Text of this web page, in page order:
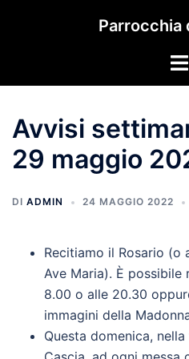
Parrocchia
Avvisi
29 maggio
DI ADMIN 24 MAGGIO 2022
Recitiamo il Rosario (o
Ave Maria). È
8.00 o alle 20.30
immagini della
Questa domenica,